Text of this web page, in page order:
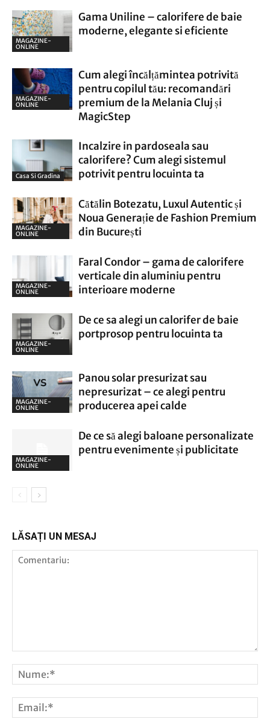
MAGAZINE-
ONLINE
Gama Uniline – calorifere de baie
moderne, elegante si eficiente
MAGAZINE-
ONLINE
Cum alegi încălțămintea potrivită
pentru copilul tău: recomandări
premium de la Melania Cluj și
MagicStep
Casa Si Gradina
Incalzire in pardoseala sau
calorifere? Cum alegi sistemul
potrivit pentru locuinta ta
MAGAZINE-
ONLINE
Cătălin Botezatu, Luxul Autentic și
Noua Generație de Fashion Premium
din București
MAGAZINE-
ONLINE
Faral Condor – gama de calorifere
verticale din aluminiu pentru
interioare moderne
MAGAZINE-
ONLINE
De ce sa alegi un calorifer de baie
portprosop pentru locuinta ta
MAGAZINE-
ONLINE
Panou solar presurizat sau
nepresurizat – ce alegi pentru
producerea apei calde
MAGAZINE-
ONLINE
De ce să alegi baloane personalizate
pentru evenimente și publicitate
LĂSAȚI UN MESAJ